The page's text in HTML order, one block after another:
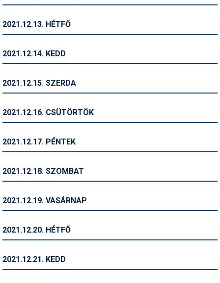
Sífelszerelés
Símánia
Síszerviz
Snowboard
Szakértők
2021.12.13. HÉTFŐ
2021.12.14. KEDD
2021.12.15. SZERDA
2021.12.16. CSÜTÖRTÖK
2021.12.17. PÉNTEK
2021.12.18. SZOMBAT
2021.12.19. VASÁRNAP
2021.12.20. HÉTFŐ
2021.12.21. KEDD